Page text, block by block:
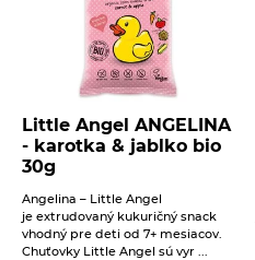
Little Angel ANGELINA
- karotka & jablko bio
30g
Angelina – Little Angel
je extrudovaný kukuričný snack
vhodný pre deti od 7+ mesiacov.
Chuťovky Little Angel sú vyr ...